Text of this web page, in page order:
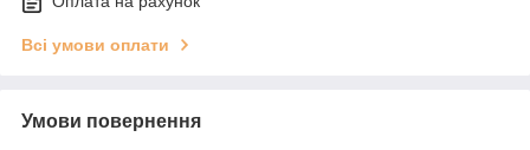
Всі умови оплати
Умови повернення